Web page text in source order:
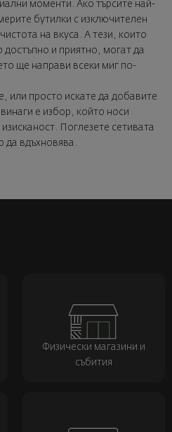
моменти. Ако търсите най-
бутилки с изключителен
на вкуса. А тези, които
достъпно и приятно, могат да
ще направи всеки миг по-
или просто искате да добавите
е избор, който носи
Поглезете сетивата
да вдъхновява.
Физически магазини и
събития